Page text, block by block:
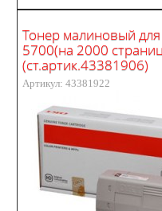
Тонер малиновый
5700(на 2000
(ст.артик.43381906)
Артикул: 43381922